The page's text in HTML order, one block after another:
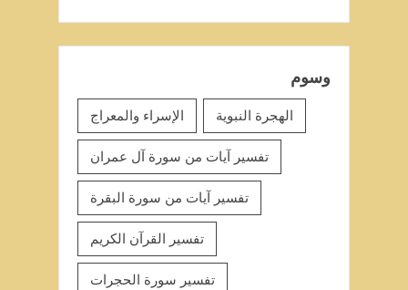
وسوم
الإسراء والمعراج الهجرة النبوية
تفسير آيات من سورة آل عمران
تفسير آيات من سورة البقرة
تفسير القرآن الكريم
تفسير سورة الحجرات